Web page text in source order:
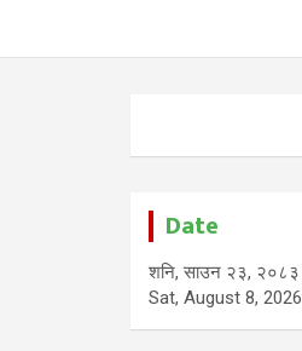
Date
शनि, साउन २३, २०८३
Sat, August 8, 2026